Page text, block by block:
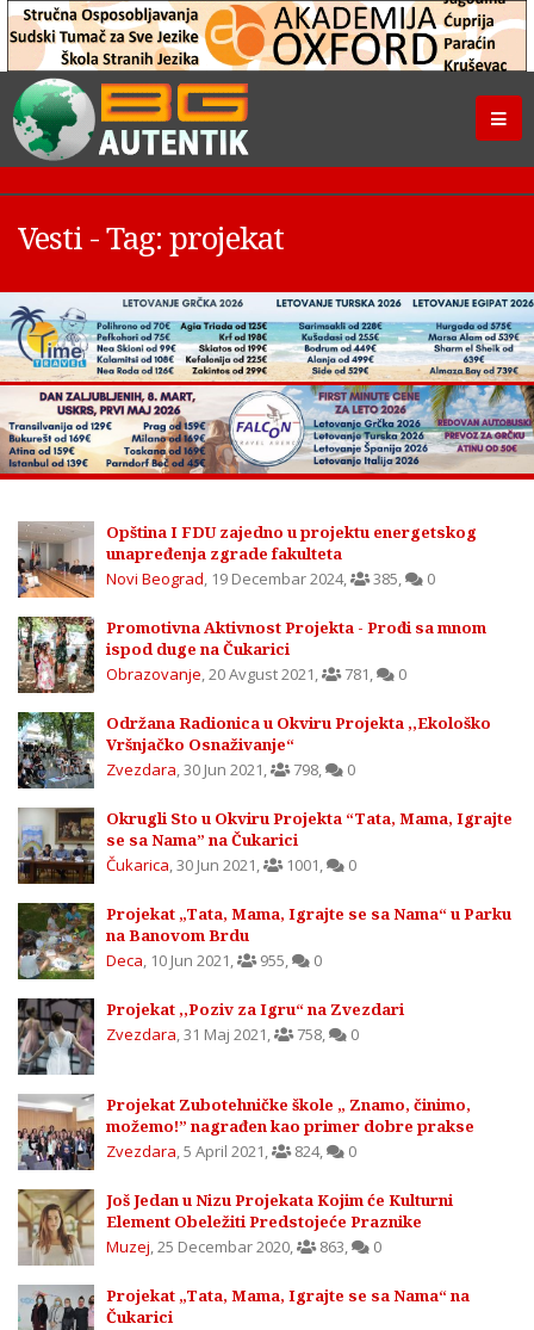
Vesti - Tag: projekat
Opština I FDU zajedno u projektu energetskog
unapređenja zgrade fakulteta
Novi Beograd, 19 Decembar 2024, 385, 0
Promotivna Aktivnost Projekta - Prođi sa mnom
ispod duge na Čukarici
Obrazovanje,20 Avgust 2021, 781, 0
Održana Radionica u Okviru Projekta ,,Ekološko
Vršnjačko Osnaživanje“
Zvezdara,30 Jun 2021, 798, 0
Okrugli Sto u Okviru Projekta “Tata, Mama, Igrajte
se sa Nama” na Čukarici
Čukarica,30 Jun 2021, 1001, 0
Projekat „Tata, Mama, Igrajte se sa Nama“ u Parku
na Banovom Brdu
Deca, 10 Jun 2021, 955, 0
Projekat ,,Poziv za Igru“ na Zvezdari
Zvezdara,31 Maj 2021, 758, 0
Projekat Zubotehničke škole „ Znamo, činimo,
možemo!” nagrađen kao primer dobre prakse
Zvezdara,5 April 2021, 824, 0
Još Jedan u Nizu Projekata Kojim će Kulturni
Element Obeležiti Predstojeće Praznike
Muzej,25 Decembar 2020, 863, 0
Projekat „Tata, Mama, Igrajte se sa Nama“ na
Čukarici